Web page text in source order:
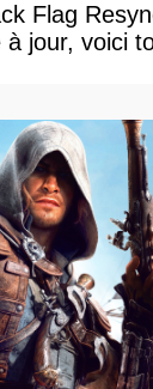
Flag
jour, voici